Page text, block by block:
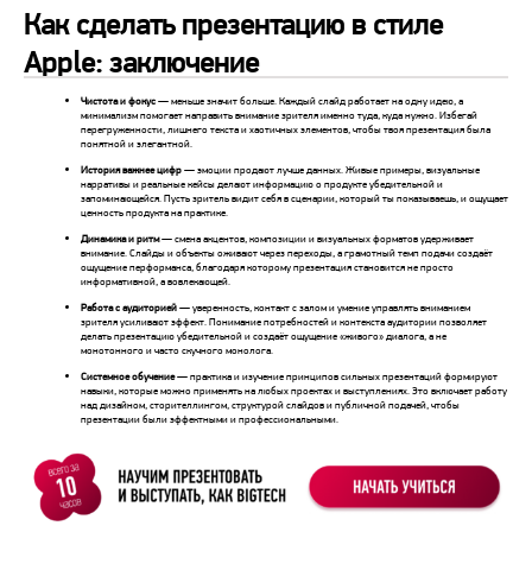
Как сделать презентацию в стиле
Apple: заключение
Чистота и фокус— меньше значит больше. Каждый слайд работает на одну идею, а
минимализм помогает направить внимание зрителя именно туда, куда нужно. Избегай
перегруженности, лишнего текста и хаотичных элементов, чтобы твоя презентация была
понятной и элегантной.
История важнее цифр— эмоции продают лучше данных. Живые примеры, визуальные
нарративы и реальные кейсы делают информацию о продукте убедительной и
запоминающейся. Пусть зритель видит себя в сценарии, который ты показываешь, и ощущает
ценность продукта на практике.
Динамика и ритм— смена акцентов, композиции и визуальных форматов удерживает
внимание. Слайды и объекты оживают через переходы, а грамотный темп подачи создаёт
ощущение перформанса, благодаря которому презентация становится не просто
информативной, а вовлекающей.
Работа с аудиторией— уверенность, контакт с залом и умение управлять вниманием
зрителя усиливают эффект. Понимание потребностей и контекста аудитории позволяет
делать презентацию убедительной и создаёт ощущение «живого» диалога, а не
монотонного и часто скучного монолога.
Системное обучение— практика и изучение принципов сильных презентаций формируют
навыки, которые можно применять на любых проектах и выступлениях. Это включает работу
над дизайном, сторителлингом, структурой слайдов и публичной подачей, чтобы
презентации были эффектными и профессиональными.